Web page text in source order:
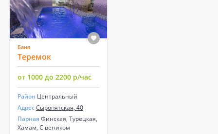
Баня
Теремок
от 1000 до 2200 р/час
Район Центральный
АдресСыропятская, 40
Парная Финская, Турецкая,
Хамам, С веником